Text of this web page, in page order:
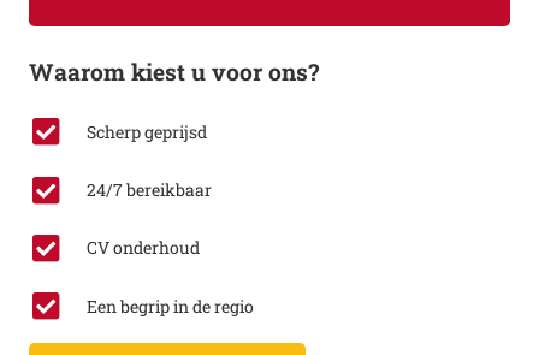
Waarom kiest u voor ons?
Scherp geprijsd
24/7 bereikbaar
CV onderhoud
Een begrip in de regio